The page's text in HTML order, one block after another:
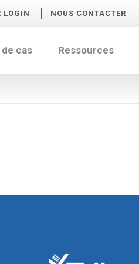
LOGIN NOUS CONTACTER
cas Ressources